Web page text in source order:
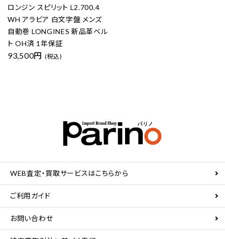
ロンジン スピリット L2.700.4
WH アラビア 白文字盤 メンズ
自動巻 LONGINES 新品革ベル
ト OH済 1年保証
93,500円 (税込)
WEB査定・買取サービスはこちらから
ご利用ガイド
お問い合わせ